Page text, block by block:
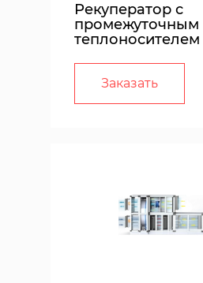
Рекуператор с
промежуточным
теплоносителем
Заказать